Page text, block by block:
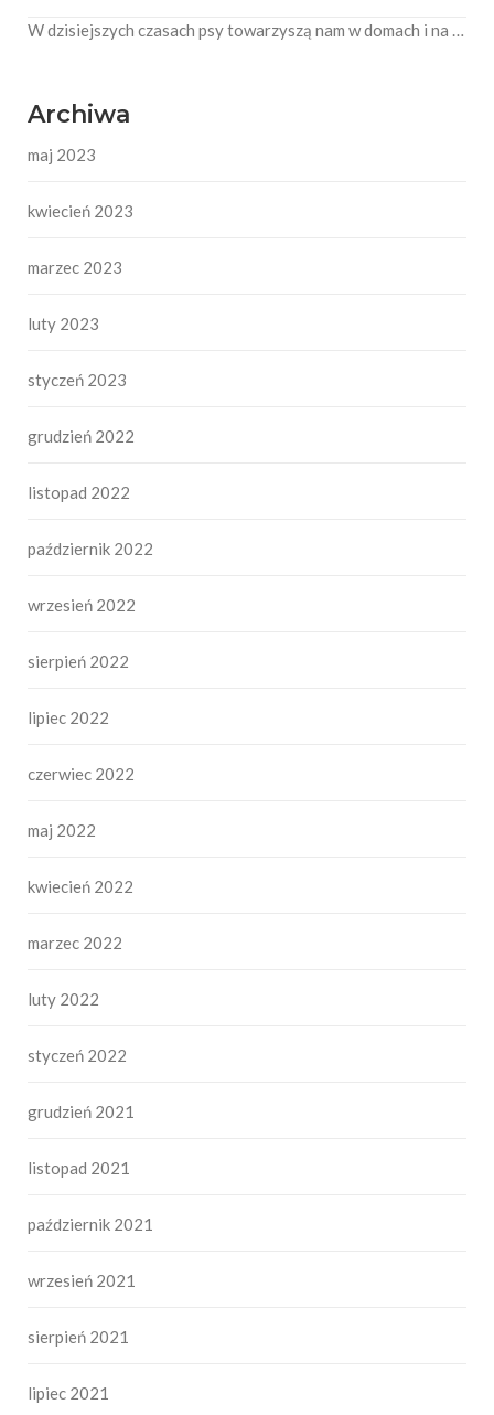
W dzisiejszych czasach psy towarzyszą nam w domach i na …
Archiwa
maj 2023
kwiecień 2023
marzec 2023
luty 2023
styczeń 2023
grudzień 2022
listopad 2022
październik 2022
wrzesień 2022
sierpień 2022
lipiec 2022
czerwiec 2022
maj 2022
kwiecień 2022
marzec 2022
luty 2022
styczeń 2022
grudzień 2021
listopad 2021
październik 2021
wrzesień 2021
sierpień 2021
lipiec 2021